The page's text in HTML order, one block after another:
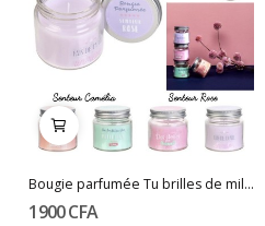
Bougie parfumée Tu brilles de mille feux
1 900 CFA